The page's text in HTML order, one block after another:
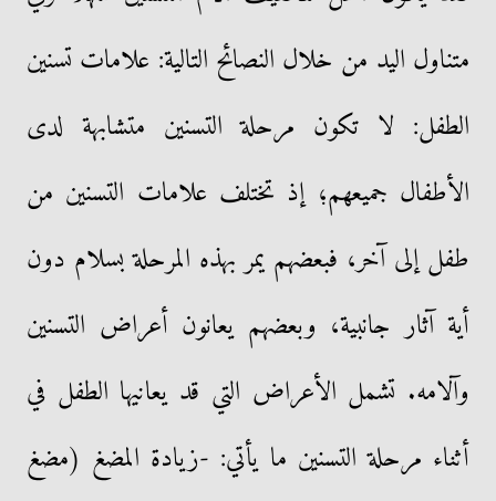
متناول اليد من خلال النصائح التالية: علامات تسنين
الطفل: لا تكون مرحلة التسنين متشابهة لدى
الأطفال جميعهم؛ إذ تختلف علامات التسنين من
طفل إلى آخر، فبعضهم يمر بهذه المرحلة بسلام دون
أية آثار جانبية، وبعضهم يعانون أعراض التسنين
وآلامه. تشمل الأعراض التي قد يعانيها الطفل في
أثناء مرحلة التسنين ما يأتي: -زيادة المضغ (مضغ